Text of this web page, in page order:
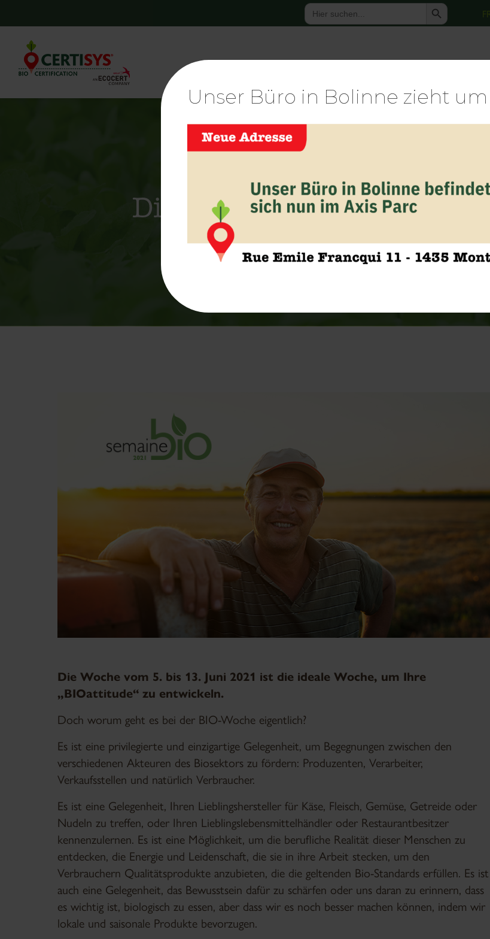
Search
for:
Die bio-woche 2021
Die Woche vom 5. bis 13. Juni 2021 ist die ideale Woche, um Ihre
„BIOattitude“ zu entwickeln.
Doch worum geht es bei der BIO-Woche eigentlich?
Es ist eine privilegierte und einzigartige Gelegenheit, um Begegnungen zwischen den
verschiedenen Akteuren des Biosektors zu fördern: Produzenten, Verarbeiter,
Verkaufsstellen und natürlich Verbraucher.
Es ist eine Gelegenheit, Ihren Lieblingshersteller für Käse, Fleisch, Gemüse, Getreide oder
Nudeln zu treffen, oder Ihren Lieblingslebensmittelhändler oder Restaurantbesitzer
kennenzulernen. Es ist eine Möglichkeit, um die berufliche Realität dieser Menschen zu
entdecken, die Energie und Leidenschaft, die sie in ihre Arbeit stecken, um den
Verbrauchern Qualitätsprodukte anzubieten, die die geltenden Bio-Standards erfüllen. Es ist
auch eine Gelegenheit, das Bewusstsein dafür zu schärfen oder uns daran zu erinnern, dass
es wichtig ist, biologisch zu essen, aber dass wir es noch besser machen können, indem wir
lokale und saisonale Produkte bevorzugen.
Unser Büro in Bolinne zieht um